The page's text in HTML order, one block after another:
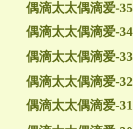
偶滴太太偶滴爱-35
偶滴太太偶滴爱-34
偶滴太太偶滴爱-33
偶滴太太偶滴爱-32
偶滴太太偶滴爱-31